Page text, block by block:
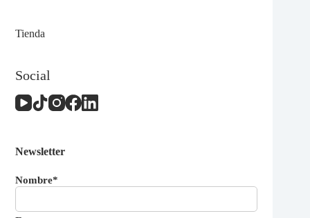
Tienda
Social
Newsletter
Nombre*